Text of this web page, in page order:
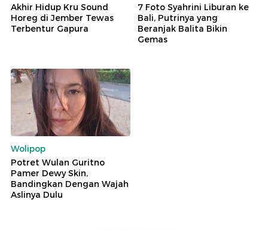
Akhir Hidup Kru Sound
Horeg di Jember Tewas
Terbentur Gapura
7 Foto Syahrini Liburan ke
Bali, Putrinya yang
Beranjak Balita Bikin
Gemas
Wolipop
Potret Wulan Guritno
Pamer Dewy Skin,
Bandingkan Dengan Wajah
Aslinya Dulu